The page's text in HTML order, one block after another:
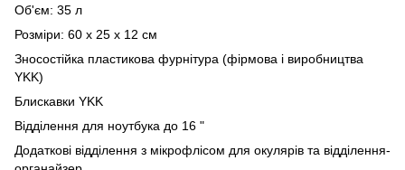
Об'єм: 35 л
Розміри: 60 х 25 х 12 см
Зносостійка пластикова фурнітура (фірмова і виробництва
YKK)
Блискавки YKK
Відділення для ноутбука до 16 "
Додаткові відділення з мікрофлісом для окулярів та відділення-